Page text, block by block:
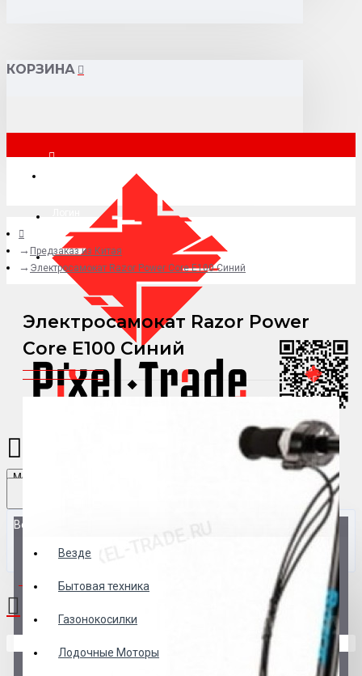
КОРЗИНА
+7 (495) 015-41-41
Menu
Везде
Везде
Бытовая техника
Газонокосилки
Лодочные Моторы
0 товар(ов) - 0 р.
Предзаказ из Китая
Электросамокат Razor Power Core E100 Синий
Электросамокат Razor Power
Core E100 Синий